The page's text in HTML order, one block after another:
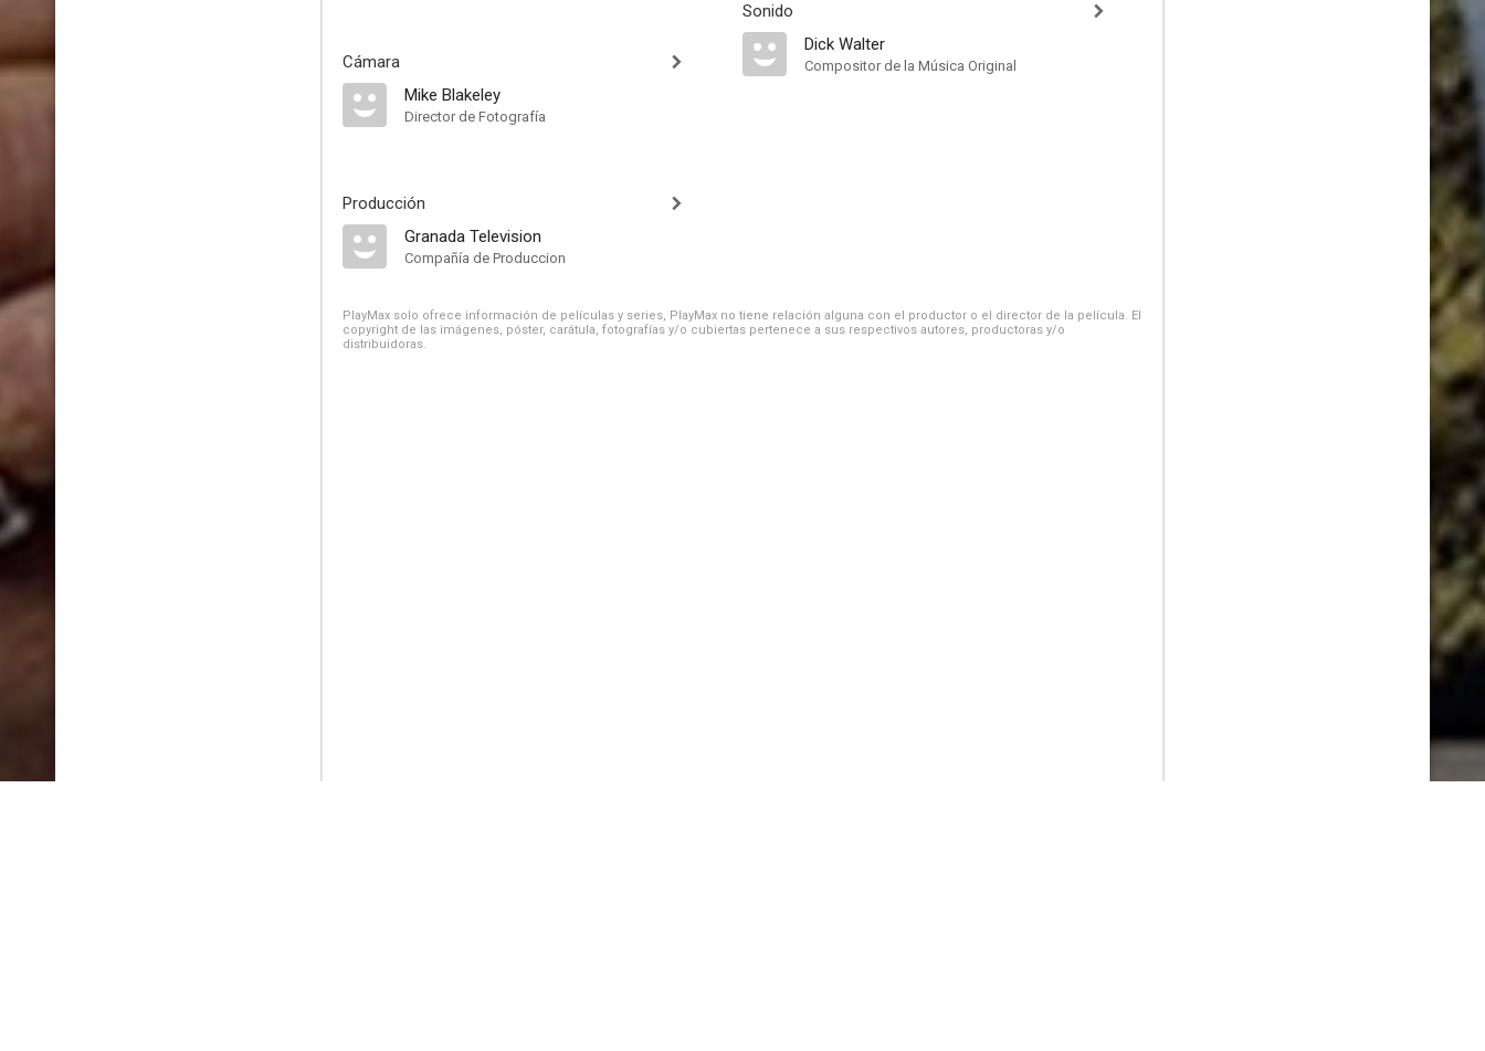
Cámara
Mike Blakeley
Director de Fotografía
Producción
Granada Television
Compañía de Produccion
Sonido
Dick Walter
Compositor de la Música Original
PlayMax solo ofrece información de películas y series, PlayMax no tiene relación alguna con el productor o el director de la película. El
copyright de las imágenes, póster, carátula, fotografías y/o cubiertas pertenece a sus respectivos autores, productoras y/o
distribuidoras.